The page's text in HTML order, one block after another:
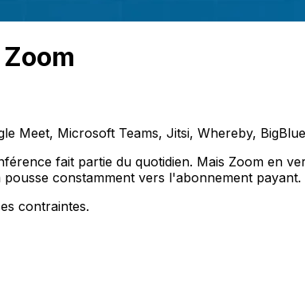
Meet, Microsoft Teams, Jitsi, Whereby,
fait partie du quotidien. Mais Zoom en
constamment vers l'abonnement payant.
contraintes.